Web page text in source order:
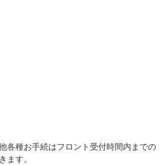
各種お手続はフロント受付時間内までの
ます。